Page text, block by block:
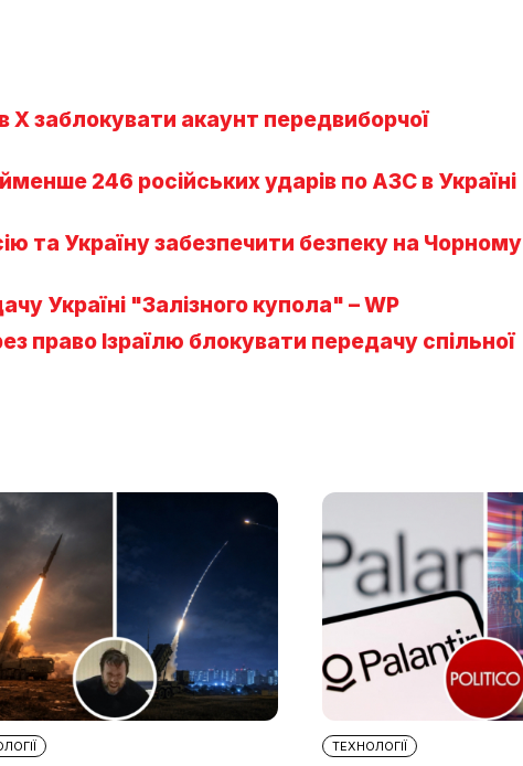
X заблокувати акаунт передвиборчої
246 російських ударів по АЗС в Україні
та Україну забезпечити безпеку на Чорному
Україні "Залізного купола" – WP
право Ізраїлю блокувати передачу спільної
ТЕХНОЛОГІЇ